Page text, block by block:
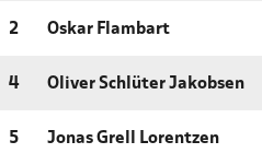
2 Oskar Flambart
4 Oliver Schlüter Jakobsen
5 Jonas Grell Lorentzen